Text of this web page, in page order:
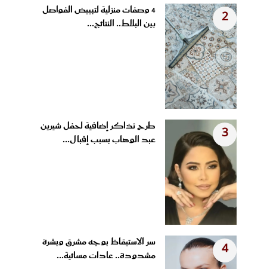
2
4 وصفات منزلية لتبييض الفواصل
بين البلاط.. النتائج...
3
طرح تذاكر إضافية لحفل شيرين
عبد الوهاب بسبب إقبال...
4
سر الاستيقاظ بوجه مشرق وبشرة
مشدودة.. عادات مسائية...